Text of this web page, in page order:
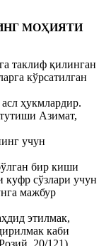
МОҲИЯТИ
таклиф қилинган
кўрсатилган
ҳукмлардир.
Азимат,
учун
бир киши
куфр сўзлари учун
мажбур
этилмак,
каби
20/121).